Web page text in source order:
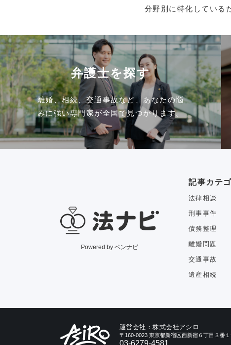
分野別に特化している
弁護士を探す
離婚、相続、交通事故など、あなたの悩
みに強い専門家が全国で見つかります。
Powered by ベンナビ
記事カテ
法律相談
刑事事件
債務整理
離婚問題
交通事故
遺産相続
運営会社：株式会社アシロ
〒160-0023 東京都新宿区西新宿６丁目３番
03-6279-4581